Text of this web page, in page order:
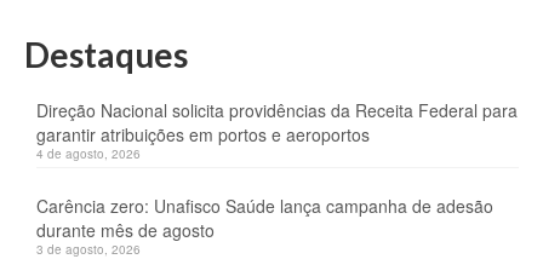
Destaques
Direção Nacional solicita providências da Receita Federal para
garantir atribuições em portos e aeroportos
4 de agosto, 2026
Carência zero: Unafisco Saúde lança campanha de adesão
durante mês de agosto
3 de agosto, 2026